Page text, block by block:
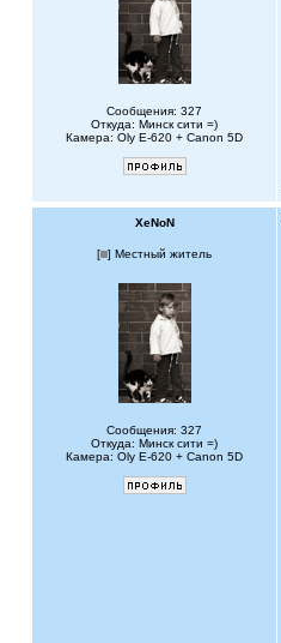
Сообщения: 327
Откуда: Минск сити =)
Камера: Oly E-620 + Canon 5D
XeNoN
[ ] Местный житель
Сообщения: 327
Откуда: Минск сити =)
Камера: Oly E-620 + Canon 5D